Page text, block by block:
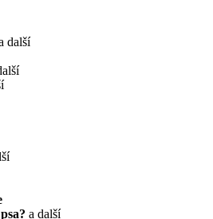
další
a další